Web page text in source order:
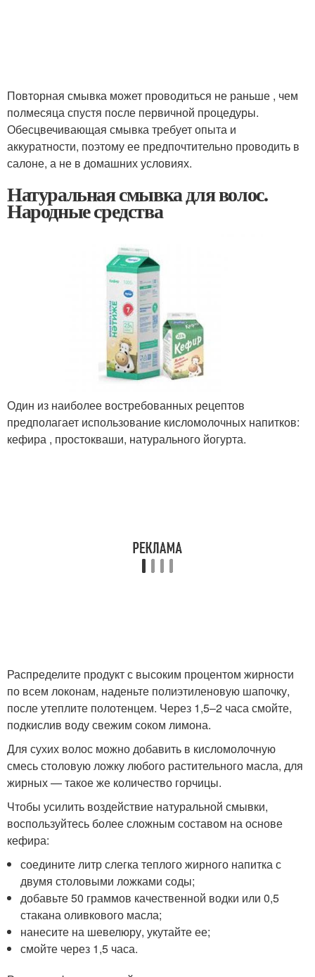
Повторная смывка может проводиться не раньше , чем
полмесяца спустя после первичной процедуры.
Обесцвечивающая смывка требует опыта и
аккуратности, поэтому ее предпочтительно проводить в
салоне, а не в домашних условиях.
Натуральная смывка для волос.
Народные средства
Один из наиболее востребованных рецептов
предполагает использование кисломолочных напитков:
кефира , простокваши, натурального йогурта.
Распределите продукт с высоким процентом жирности
по всем локонам, наденьте полиэтиленовую шапочку,
после утеплите полотенцем. Через 1,5–2 часа смойте,
подкислив воду свежим соком лимона.
Для сухих волос можно добавить в кисломолочную
смесь столовую ложку любого растительного масла, для
жирных — такое же количество горчицы.
Чтобы усилить воздействие натуральной смывки,
воспользуйтесь более сложным составом на основе
кефира:
соедините литр слегка теплого жирного напитка с
двумя столовыми ложками соды;
добавьте 50 граммов качественной водки или 0,5
стакана оливкового масла;
нанесите на шевелюру, укутайте ее;
смойте через 1,5 часа.